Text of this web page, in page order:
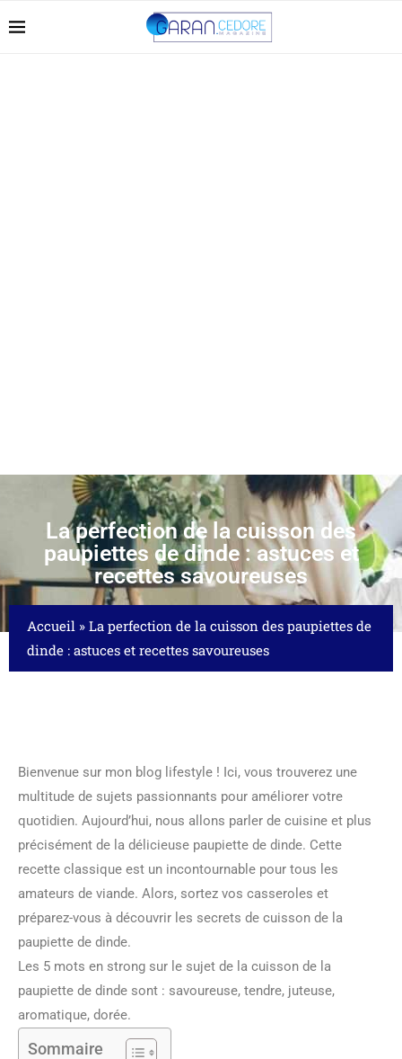
La perfection de la cuisson des
paupiettes de dinde : astuces et
recettes savoureuses
Accueil » La perfection de la cuisson des paupiettes de
dinde : astuces et recettes savoureuses
Bienvenue sur mon blog lifestyle ! Ici, vous trouverez une
multitude de sujets passionnants pour améliorer votre
quotidien. Aujourd’hui, nous allons parler de cuisine et plus
précisément de la délicieuse paupiette de dinde. Cette
recette classique est un incontournable pour tous les
amateurs de viande. Alors, sortez vos casseroles et
préparez-vous à découvrir les secrets de cuisson de la
paupiette de dinde.
Les 5 mots en strong sur le sujet de la cuisson de la
paupiette de dinde sont : savoureuse, tendre, juteuse,
aromatique, dorée.
Sommaire